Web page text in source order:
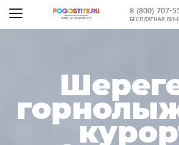
8 (800) 707-
БЕСПЛАТНАЯ